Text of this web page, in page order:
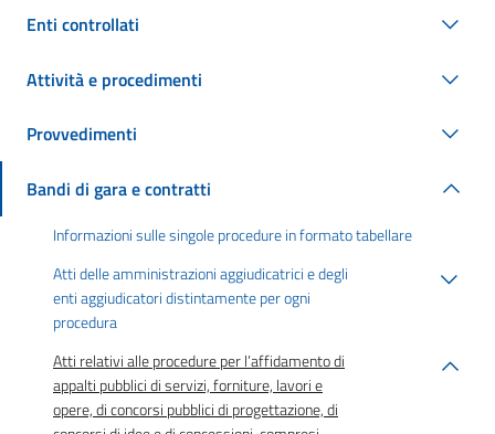
Enti controllati
Attività e procedimenti
Provvedimenti
Bandi di gara e contratti
Informazioni sulle singole procedure in formato tabellare
Atti delle amministrazioni aggiudicatrici e degli
enti aggiudicatori distintamente per ogni
procedura
Atti relativi alle procedure per l’affidamento di
appalti pubblici di servizi, forniture, lavori e
opere, di concorsi pubblici di progettazione, di